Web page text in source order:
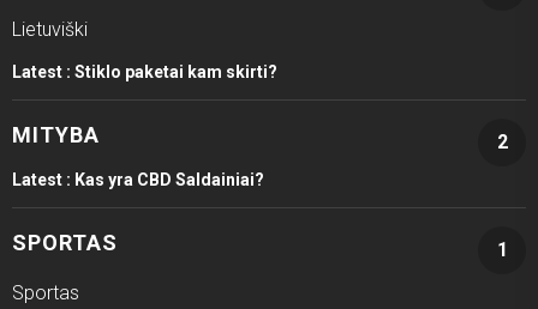
Lietuviški
Latest : Stiklo paketai kam skirti?
MITYBA 2
Latest : Kas yra CBD Saldainiai?
SPORTAS
1
Sportas